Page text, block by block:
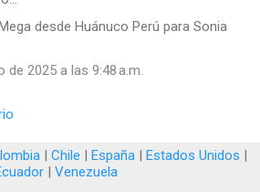
desde Huánuco Perú para Sonia
de 2025 a las 9:48 a.m.
| Chile | España| Estados Unidos |
| Venezuela